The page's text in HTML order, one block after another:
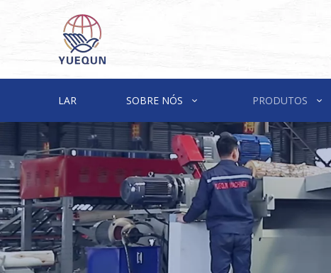
LAR SOBRE NÓS PRODUTOS